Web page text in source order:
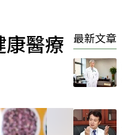
醫療 最新文章